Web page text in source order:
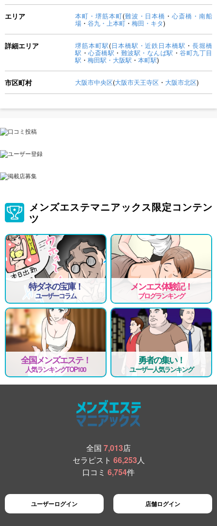
エリア 本町・堺筋本町(難波・日本橋 ・心斎橋・南船
場 ・ 谷九・上本町 ・ 梅田・キタ)
詳細エリア 堺筋本町駅(日本橋駅・近鉄日本橋駅 ・長堀橋
駅 ・ 心斎橋駅 ・ 難波駅・なんば駅 ・ 谷町九丁目
駅 ・ 梅田駅・大阪駅 ・ 本町駅)
市区町村 大阪市中央区(大阪市天王寺区 ・ 大阪市北区)
メンズエステマニアックス限定コンテン
ツ
特ダネの宝庫！
ユーザーコラム
メンエス体験記！
ブログランキング
全国メンズエステ！
人気ランキングTOP100
勇者の集い！
ユーザー人気ランキング
全国 7,013店
セラピスト 66,253人
口コミ 6,754件
ユーザーログイン 店舗ログイン